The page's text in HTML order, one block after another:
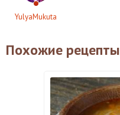
YulyaMukuta
Похожие рецепты